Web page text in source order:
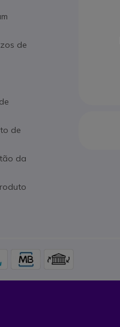
de
de
da